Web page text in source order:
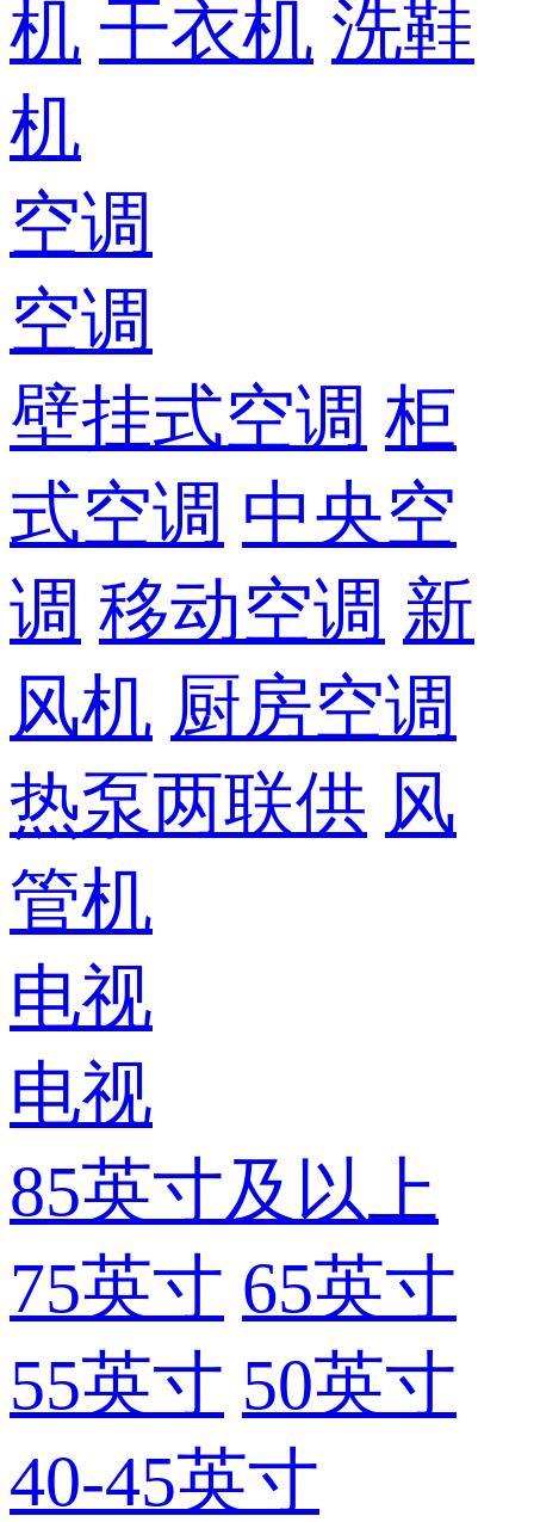
机 干衣机 洗鞋
机
空调
空调
壁挂式空调 柜
式空调 中央空
调 移动空调 新
风机 厨房空调
热泵两联供 风
管机
电视
电视
85英寸及以上
75英寸 65英寸
55英寸 50英寸
40-45英寸